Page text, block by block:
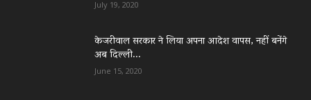
July 19, 2020
केजरीवाल सरकार ने लिया अपना आदेश वापस, नहीं बनेंगे
अब दिल्ली...
June 15, 2020